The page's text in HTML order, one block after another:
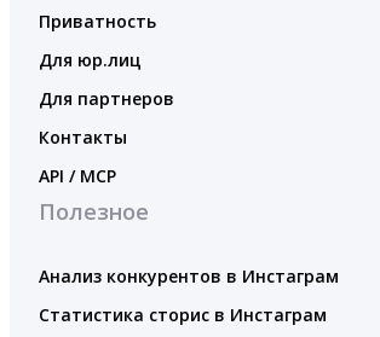
Приватность
Для юр.лиц
Для партнеров
Контакты
API / MCP
Полезное
Анализ конкурентов в Инстаграм
Статистика сторис в Инстаграм